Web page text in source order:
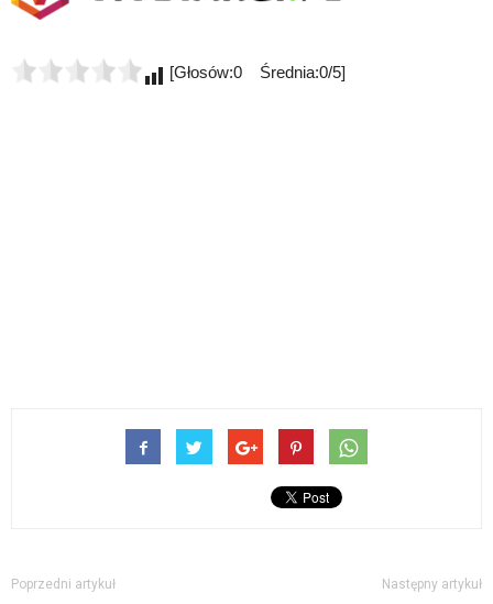
[Głosów:0 Średnia:0/5]
Poprzedni artykuł Następny artykuł